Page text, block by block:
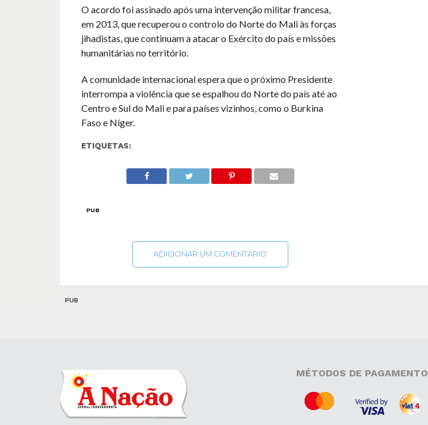
O acordo foi assinado após uma intervenção militar francesa,
em 2013, que recuperou o controlo do Norte do Mali às forças
jihadistas, que continuam a atacar o Exército do país e missões
humanitárias no território.
A comunidade internacional espera que o próximo Presidente
interrompa a violência que se espalhou do Norte do país até ao
Centro e Sul do Mali e para países vizinhos, como o Burkina
Faso e Níger.
ETIQUETAS:
PUB
ADICIONAR UM COMENTÁRIO
PUB
MÉTODOS DE PAGAMENTO